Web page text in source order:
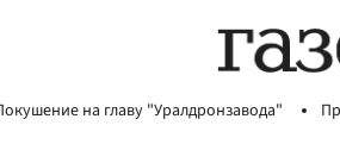
на главу "Уралдронзавода"